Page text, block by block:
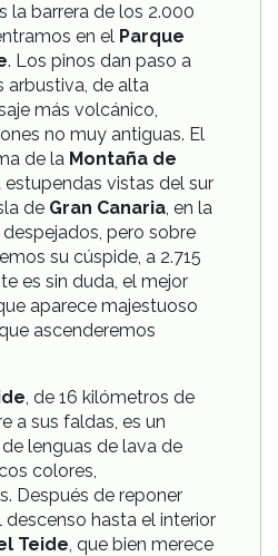
la barrera de los 2.000
en el Parque
. Los pinos dan paso a
arbustiva, de alta
más volcánico,
no muy antiguas. El
de la Montaña de
vistas del sur
de Gran Canaria , en la
pero sobre
su cúspide, a 2.715
es sin duda, el mejor
que aparece majestuoso
ascenderemos
, de 16 kilómetros de
a sus faldas, es un
lenguas de lava de
colores,
Después de reponer
descenso hasta el interior
Teide , que bien merece